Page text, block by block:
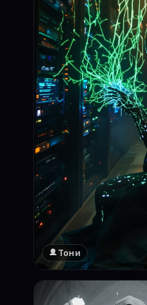
❤️
1
Тони